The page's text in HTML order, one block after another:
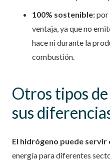
100% sostenible:por
ventaja, ya que no
hace ni durante la
combustión.
Otros tipos
sus
El hidrógeno puede
energía para diferentes